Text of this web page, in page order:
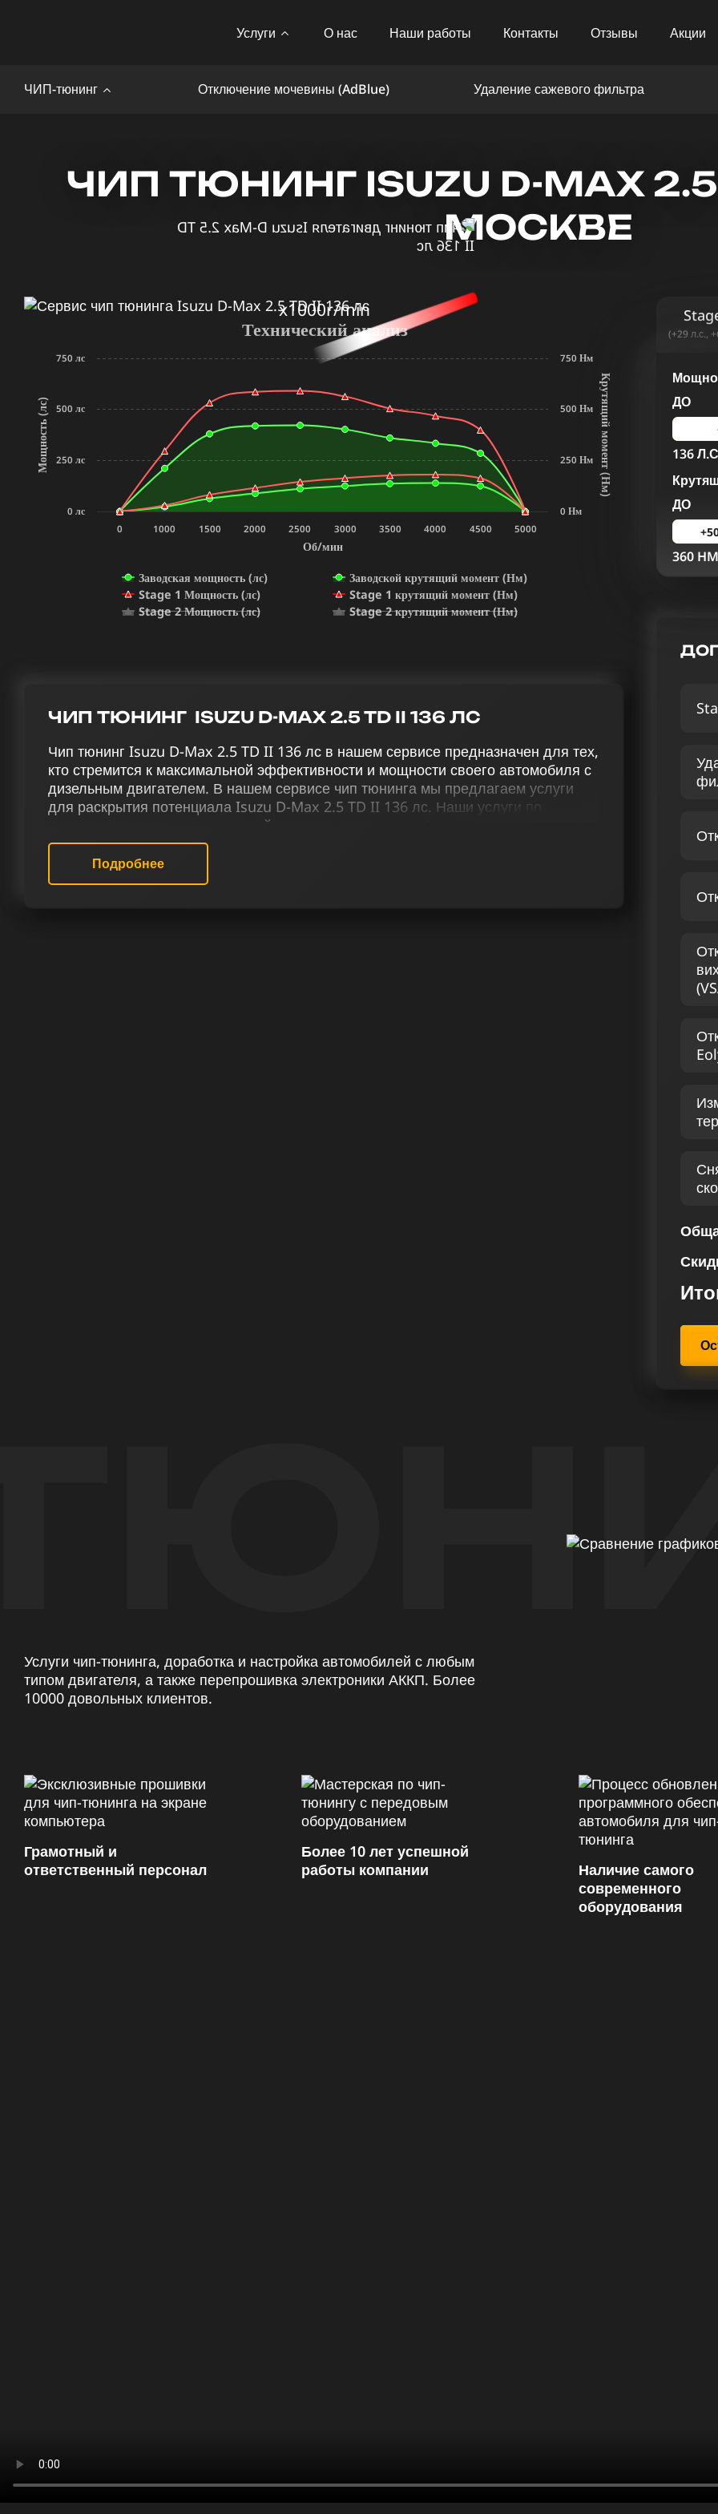
Услуги О нас Наши работы Контакты Отзывы Акции
ЧИП-тюнинг Отключение мочевины (AdBlue) Удаление сажевого фильтра
ЧИП ТЮНИНГ ISUZU D-MAX
МОСКВЕ
x1000r/min
Об/мин
Мощность (лс) К
р
у
т
я
щ
и
й
м
о
м
е
н
т
(
Н
м
)
Технический анализ
Заводская мощность (лс)
Заводской крутящий момент (Нм)
Stage 1 Мощность (лс)
Stage 1 крутящий момент (Нм)
Stage 2 Мощность (лс)
Stage 2 крутящий момент (Нм)
0 1000 1500 2000 2500 3000 3500 4000 4500 5000
0 лс
250 лс
500 лс
750 лс
0 Нм
250 Нм
500 Нм
750 Нм
ЧИП ТЮНИНГ ISUZU D-MAX 2.5 TD II 136 ЛС
Чип тюнинг Isuzu D-Max 2.5 TD II 136 лс в нашем сервисе предназначен для тех,
кто стремится к максимальной эффективности и мощности своего автомобиля с
дизельным двигателем. В нашем сервисе чип тюнинга мы предлагаем услуги
для раскрытия потенциала Isuzu D-Max 2.5 TD II 136 лс. Наши услуги по
усилению дизельных двигателей включают чип тюнинг (stage 1 и stage 2),
отключение систем AdBlue и EGR, удаление сажевого фильтра, вихревых
заслонок (VSA), применение изменений в терморегуляции, отключение присадки
Eolys и снятие ограничений скорости.
Подробнее
(+29 л.с.,
ДО
136
ДО
360 HM
Услуги чип-тюнинга, доработка и настройка автомобилей с любым
типом двигателя, а также перепрошивка электроники АККП. Более
10000 довольных клиентов.
Грамотный и
ответственный персонал
Более 10 лет успешной
работы компании
Наличие самого
современного
оборудования